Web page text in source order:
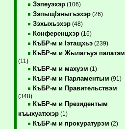
Зэпеуэхэр(106)
ЗэпыщIэныгъэхэр(26)
Зэхыхьэхэр(48)
Конференцхэр(16)
КъБР-м и Iэтащхьэ(239)
КъБР-м и Жылагъуэ палатэм
(11)
КъБР-м и махуэм (1)
КъБР-м и Парламентым (91)
КъБР-м и Правительствэм
(348)
КъБР-м и Президентым
къыхуатххэр(1)
КъБР-м и прокуратурэм (2)